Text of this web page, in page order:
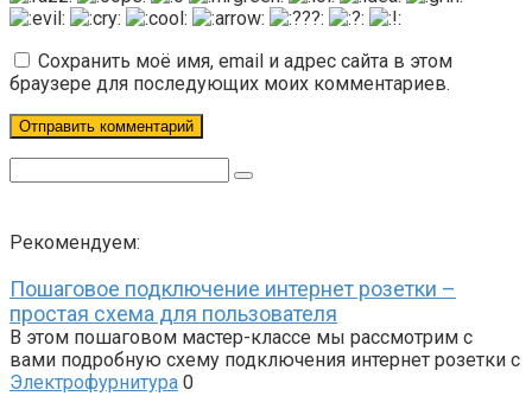
Сохранить моё имя, email и адрес сайта в этом
браузере для последующих моих комментариев.
Рекомендуем:
Пошаговое подключение интернет розетки –
простая схема для пользователя
В этом пошаговом мастер-классе мы рассмотрим с
вами подробную схему подключения интернет розетки с
Электрофурнитура 0